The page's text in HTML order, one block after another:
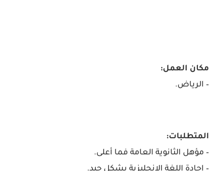
مكان العمل:
– الرياض.
المتطلبات:
– مؤهل الثانوية العامة فما أعلى.
– إجادة اللغة الإنجليزية بشكل جيد.